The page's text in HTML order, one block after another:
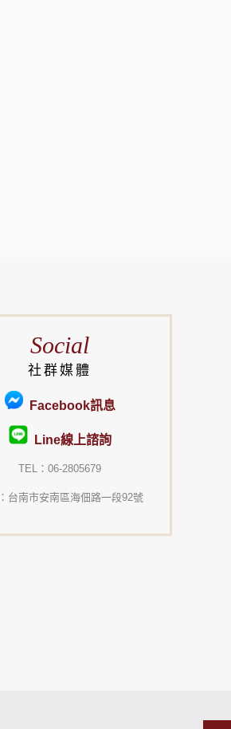
Social
社群媒體
Facebook訊息
Line線上諮詢
TEL：06-2805679
台南市安南區海佃路一段92號